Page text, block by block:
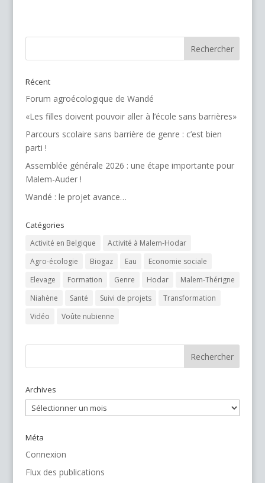
Récent
Forum agroécologique de Wandé
«Les filles doivent pouvoir aller à l’école sans barrières»
Parcours scolaire sans barrière de genre : c’est bien
parti !
Assemblée générale 2026 : une étape importante pour
Malem-Auder !
Wandé : le projet avance…
Catégories
Activité en Belgique
Activité à Malem-Hodar
Agro-écologie
Biogaz Eau
Economie sociale
Elevage
Formation Genre Hodar
Malem-Thérigne
Niahène
Santé Suivi de projets
Transformation
Vidéo
Voûte nubienne
Archives
Archives
Méta
Connexion
Flux des publications